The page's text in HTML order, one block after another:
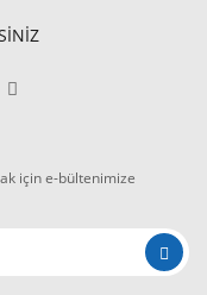
için e-bültenimize